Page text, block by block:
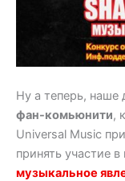
Ну а теперь,
фан-комьюнити,
Universal Music
принять участие
музыкальное